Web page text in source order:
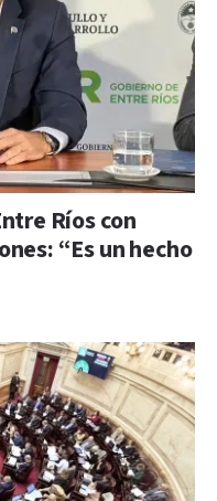
Ríos con
“Es un hecho